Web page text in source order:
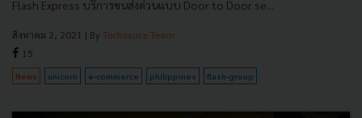
Flash Express บริการขนส่งด่วนแบบ Door to Door se...
สิงหาคม 2, 2021 | By Techsauce Team
15
News unicorn e-commerce philippines flash-group